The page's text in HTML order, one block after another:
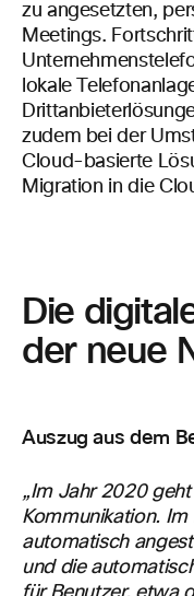
zu angesetzten,
Meetings.
lokale
zudem bei der
Cloud-basierte
Migration in die
Die
der neue
Auszug aus dem
„Im Jahr 2020
Kommunikation. Im
automatisch
und die